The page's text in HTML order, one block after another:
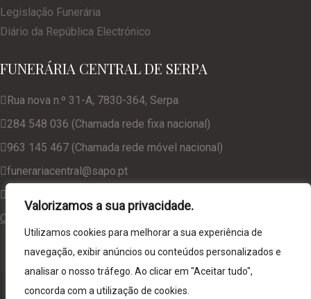
Valorizamos a sua privacidade.
Utilizamos cookies para melhorar a sua experiência de
navegação, exibir anúncios ou conteúdos personalizados e
analisar o nosso tráfego. Ao clicar em "Aceitar tudo",
concorda com a utilização de cookies.
Legislação Funerária
Diário da República Electrónico
FUNERÁRIA CENTRAL DE SERPA
Rua nova n.º 31-A, 7830-364, Serpa
284 548 036 (Chamada rede fixa nacional)
963 145 467 (Chamada rede móvel nacional)
funerariacentral@sapo.pt
Consulte a nossa Política de Privacidade
© 2024. Funerária Central de Serpa, desenvolvido por